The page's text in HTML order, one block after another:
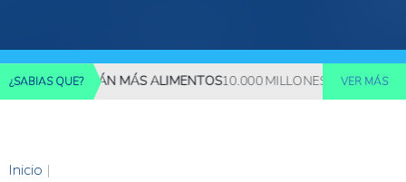
¿SABIAS QUE?
REQUERIRÁN MÁS ALIMENTOS10.000 MILLONES DE PERSONAS
VER MÁS
Inicio |